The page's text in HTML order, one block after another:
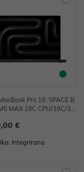
Pro 16: SPACE B
MAX 18C CPU/18C/32
€
Integrirana